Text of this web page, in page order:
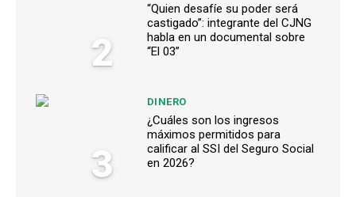
2
“Quien desafíe su poder será
castigado”: integrante del CJNG
habla en un documental sobre
“El 03”
3
DINERO
¿Cuáles son los ingresos
máximos permitidos para
calificar al SSI del Seguro Social
en 2026?